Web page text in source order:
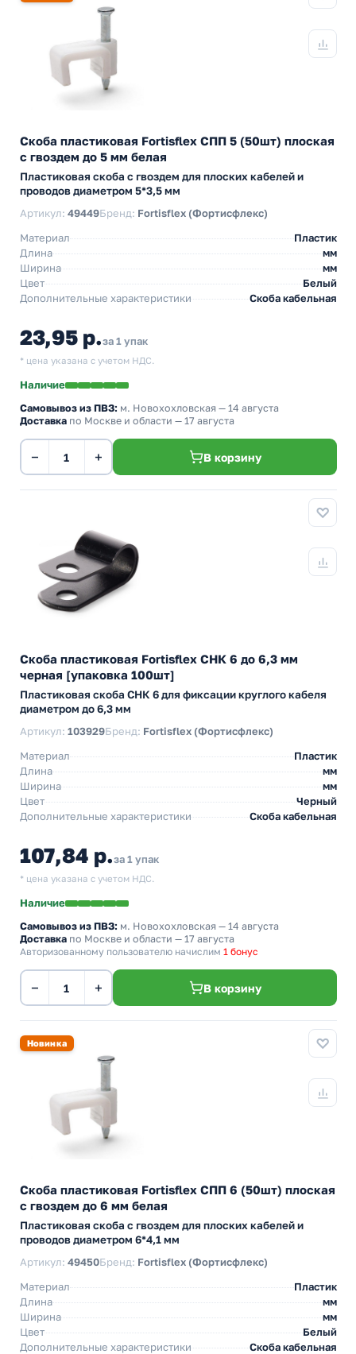
Скоба пластиковая Fortisflex СПП 5 (50шт) плоская
с гвоздем до 5 мм белая
Пластиковая скоба с гвоздем для плоских кабелей и
проводов диаметром 5*3,5 мм
Артикул: 49449Бренд: Fortisflex (Фортисфлекс)
Материал
Пластик
Длина
мм
Ширина
мм
Цвет
Белый
Дополнительные характеристики
Скоба кабельная
23,95 р.за 1 упак
* цена указана с учетом НДС.
Наличие
Самовывоз из ПВЗ: м. Новохохловская — 14 августа
Доставка по Москве и области — 17 августа
− + В корзину
Скоба пластиковая Fortisflex СНК 6 до 6,3 мм
черная [упаковка 100шт]
Пластиковая скоба СНК 6 для фиксации круглого кабеля
диаметром до 6,3 мм
Артикул: 103929Бренд: Fortisflex (Фортисфлекс)
Материал
Пластик
Длина
мм
Ширина
мм
Цвет
Черный
Дополнительные характеристики
Скоба кабельная
107,84 р.за 1 упак
* цена указана с учетом НДС.
Наличие
Самовывоз из ПВЗ: м. Новохохловская — 14 августа
Доставка по Москве и области — 17 августа
Авторизованному пользователю начислим 1 бонус
− + В корзину
Новинка
Скоба пластиковая Fortisflex СПП 6 (50шт) плоская
с гвоздем до 6 мм белая
Пластиковая скоба с гвоздем для плоских кабелей и
проводов диаметром 6*4,1 мм
Артикул: 49450Бренд: Fortisflex (Фортисфлекс)
Материал
Пластик
Длина
мм
Ширина
мм
Цвет
Белый
Дополнительные характеристики
Скоба кабельная